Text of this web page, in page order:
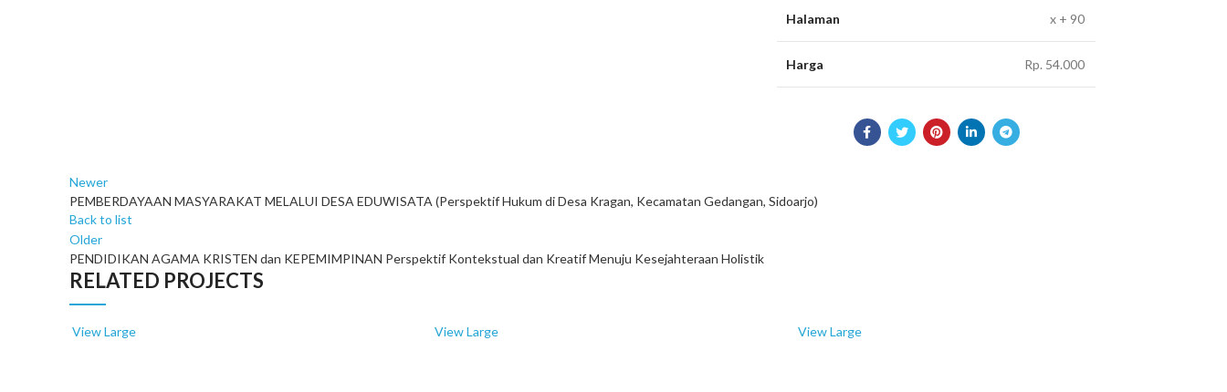
Halaman x + 90
Harga Rp. 54.000
Newer
PEMBERDAYAAN MASYARAKAT MELALUI DESA EDUWISATA (Perspektif Hukum di Desa Kragan, Kecamatan Gedangan, Sidoarjo)
Back to list
Older
PENDIDIKAN AGAMA KRISTEN dan KEPEMIMPINAN Perspektif Kontekstual dan Kreatif Menuju Kesejahteraan Holistik
RELATED PROJECTS
View Large View Large View Large